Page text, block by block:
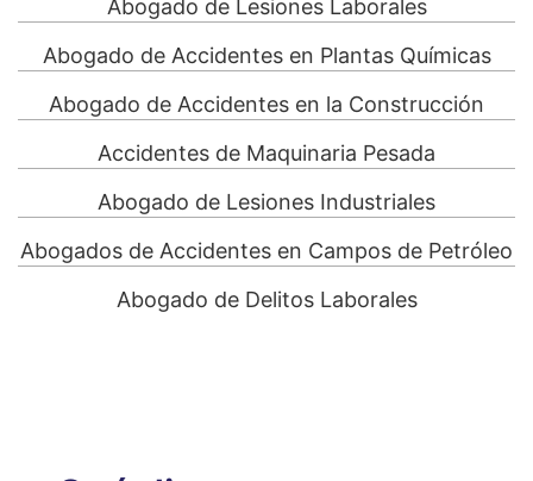
Abogado de Lesiones Laborales
Abogado de Accidentes en Plantas Químicas
Abogado de Accidentes en la Construcción
Accidentes de Maquinaria Pesada
Abogado de Lesiones Industriales
Abogados de Accidentes en Campos de Petróleo
Abogado de Delitos Laborales